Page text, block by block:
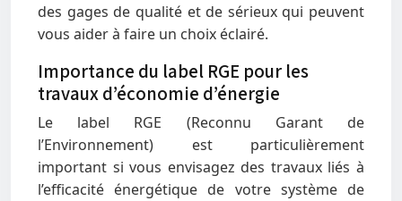
des gages de qualité et de sérieux qui peuvent
vous aider à faire un choix éclairé.
Importance du label RGE pour les
travaux d’économie d’énergie
Le label RGE (Reconnu Garant de
l’Environnement) est particulièrement
important si vous envisagez des travaux liés à
l’efficacité énergétique de votre système de